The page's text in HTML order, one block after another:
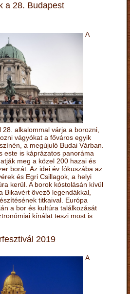
a 28. Budapest
A
28. alkalommal várja a borozni,
vágyókat a főváros egyik
a megújuló Budai Várban.
este is káprázatos panoráma
meg a közel 200 hazai és
borát. Az idei év fókuszába az
és Egri Csillagok, a helyi
kerül. A borok kóstolásán kívül
Bikavért övező legendákkal,
titkaival. Európa
a bor és kultúra találkozását
kínálat teszi most is
2019
A